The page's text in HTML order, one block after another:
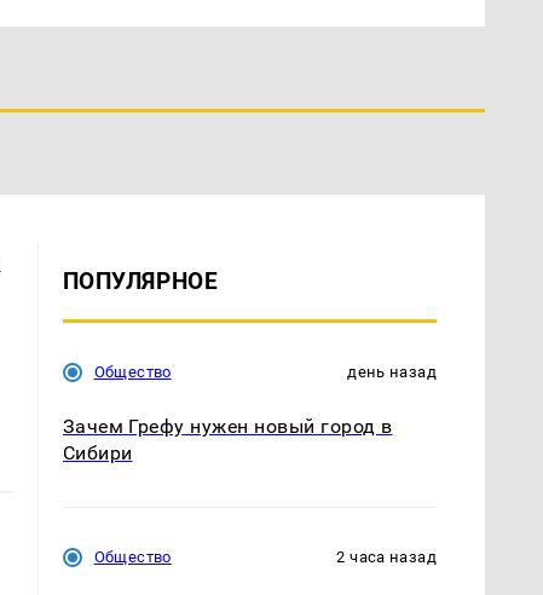
ПОПУЛЯРНОЕ
Общество день назад
Зачем Грефу нужен новый город в
Сибири
Общество 2 часа назад